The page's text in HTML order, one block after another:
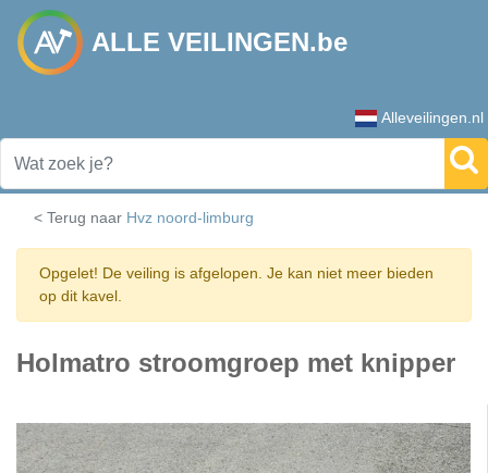
ALLE VEILINGEN.be
Alleveilingen.nl
< Terug naar Hvz noord-limburg
Opgelet! De veiling is afgelopen. Je kan niet meer bieden
op dit kavel.
Holmatro stroomgroep met knipper